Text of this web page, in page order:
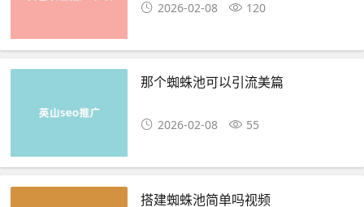
2026-02-08 120
那个蜘蛛池可以引流美篇
2026-02-08 55
搭建蜘蛛池简单吗视频